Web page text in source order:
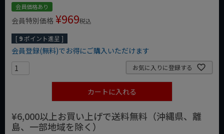
会員価格あり
会員特別価格 ¥969税込
[ 9ポイント進呈 ]
会員登録(無料)でお得にご購入いただけます
お気に入りに登録する
カートに入れる
¥6,000以上お買い上げで送料無料（沖縄県、離
島、一部地域を除く）